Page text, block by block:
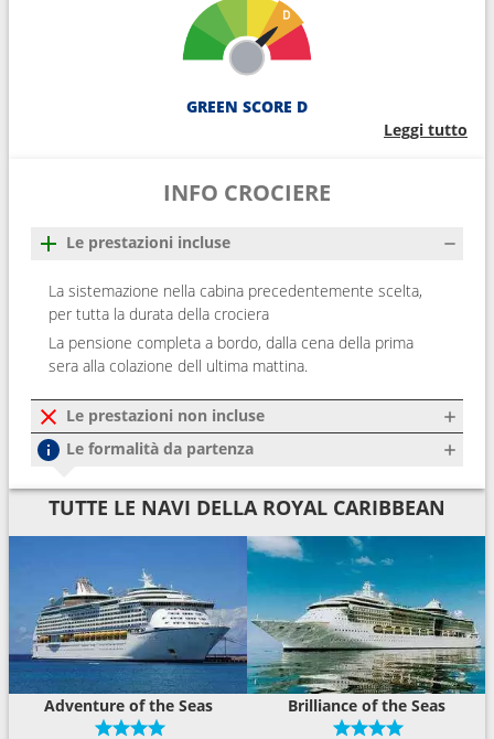
GREEN SCORE D
Leggi tutto
INFO CROCIERE
Le prestazioni incluse
La sistemazione nella cabina precedentemente scelta,
per tutta la durata della crociera
La pensione completa a bordo, dalla cena della prima
sera alla colazione dell ultima mattina.
Le prestazioni non incluse
Le formalità da partenza
TUTTE LE NAVI DELLA ROYAL CARIBBEAN
Adventure of the Seas Brilliance of the Seas